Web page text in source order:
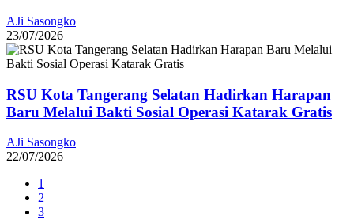
AJi Sasongko
23/07/2026
RSU Kota Tangerang Selatan Hadirkan Harapan
Baru Melalui Bakti Sosial Operasi Katarak Gratis
AJi Sasongko
22/07/2026
1
2
3